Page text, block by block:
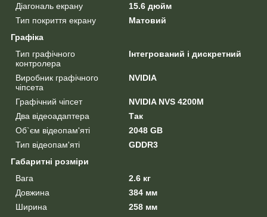
Діагональ екрану
15.6 дюйм
Тип покриття екрану
Матовий
Графіка
Тип графічного
контролера
Інтегрований і дискретний
Виробник графічного
чіпсета
NVIDIA
Графічний чіпсет
NVIDIA NVS 4200M
Два відеоадаптера
Так
Об`єм відеопам'яті
2048 GB
Тип відеопам'яті
GDDR3
Габаритні розміри
Вага
2.6 кг
Довжина
384 мм
Ширина
258 мм